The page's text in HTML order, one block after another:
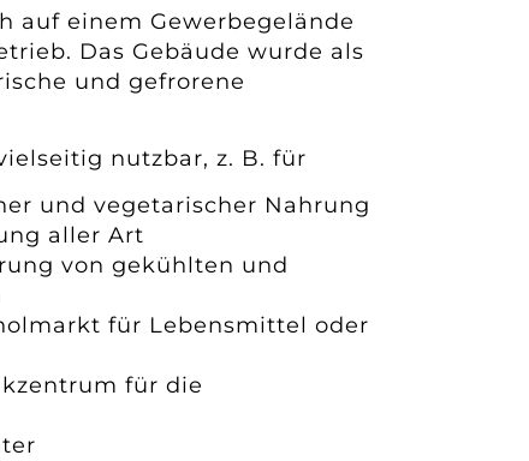
auf einem Gewerbegelände
Das Gebäude wurde als
und gefrorene
nutzbar, z. B. für
und vegetarischer Nahrung
aller Art
von gekühlten und
für Lebensmittel oder
für die